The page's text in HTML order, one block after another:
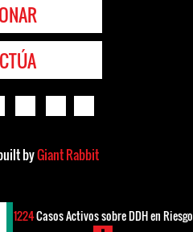
byGiant Rabbit
1224Casos Activos sobre DDH en Riesgo